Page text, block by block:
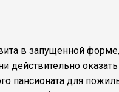
в запущенной
действительно
пансионата для